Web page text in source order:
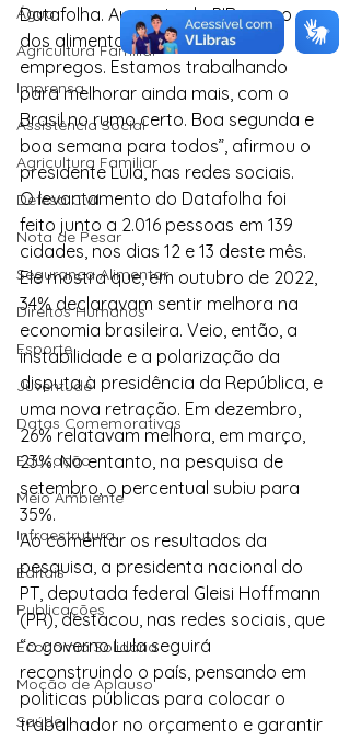
Água
Agricultura Familiar
Imprensa
Assistência Social
Agricultura Familiar
Defesa Civil
Nota de Pesar
Segurança Alimentar
Direitos Humanos
Esporte
Juventude
Datas Comemorativas
Educação
Meio Ambiente
Infraestrutura
Editais
Publicações
Economia Solidária
Moção de Aplauso
Saúde
Datafolha. Aumento do PIB, preço
dos alimentos em queda e mais
empregos. Estamos trabalhando
para melhorar ainda mais, com o
Brasil no rumo certo. Boa segunda e
boa semana para todos”, afirmou o
presidente Lula, nas redes sociais.
O levantamento do Datafolha foi
feito junto a 2.016 pessoas em 139
cidades, nos dias 12 e 13 deste mês.
Ele mostra que, em outubro de 2022,
34% declaravam sentir melhora na
economia brasileira. Veio, então, a
instabilidade e a polarização da
disputa à presidência da República, e
uma nova retração. Em dezembro,
26% relatavam melhora, em março,
23%. No entanto, na pesquisa de
setembro, o percentual subiu para
35%.
Ao comentar os resultados da
pesquisa, a presidenta nacional do
PT, deputada federal Gleisi Hoffmann
(PR), destacou, nas redes sociais, que
“o governo Lula seguirá
reconstruindo o país, pensando em
politicas públicas para colocar o
trabalhador no orçamento e garantir